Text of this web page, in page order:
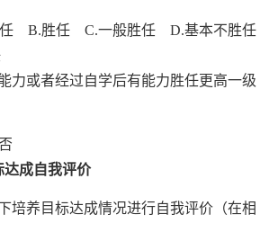
任 B.胜任 C.一般胜任 D.基本不胜任
力或者经过自学后有能力胜任更高一级
达成自我评价
培养目标达成情况进行自我评价（在相